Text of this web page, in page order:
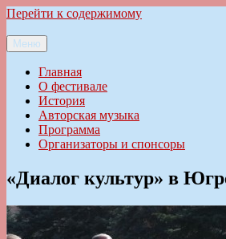
Перейти к содержимому
Ильменский фестиваль авторской песни
Меню
Главная
О фестивале
История
Авторская музыка
Программа
Организаторы и спонсоры
«Диалог культур» в